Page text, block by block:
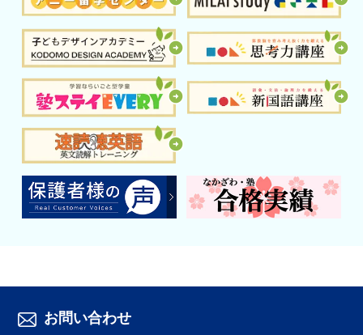
お問い合わせ